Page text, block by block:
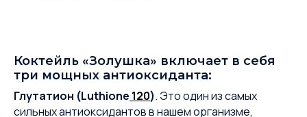
Коктейль «Золушка» включает в себя
три мощных антиоксиданта:
Глутатион (Luthione 120). Это один из самых
сильных антиоксидантов в нашем организме,